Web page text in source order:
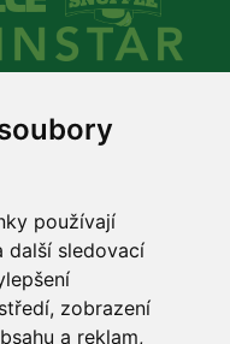
používají
další sledovací
zobrazení
a reklam,
Důležité odkazy
Rychlá objednávka